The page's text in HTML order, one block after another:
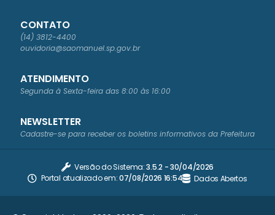
CONTATO
(14) 3812-4400
ouvidoria@saomanuel.sp.gov.br
ATENDIMENTO
Segunda à Sexta-feira das 8:00 às 16:00
NEWSLETTER
Cadastre-se para receber os boletins informativos da Prefeitura
Versão do Sistema:3.5.2 - 30/04/2026
Portal atualizado em:07/08/2026 16:54 Dados Abertos